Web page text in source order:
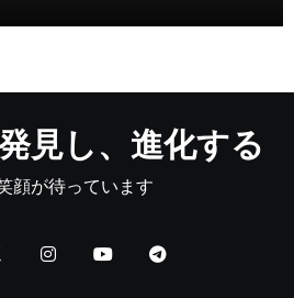
見し、進化する
顔が待っています